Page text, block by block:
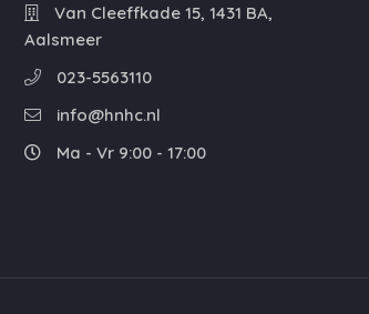
Van Cleeffkade 15, 1431 BA,
Aalsmeer
023-5563110
info@hnhc.nl
Ma - Vr 9:00 - 17:00